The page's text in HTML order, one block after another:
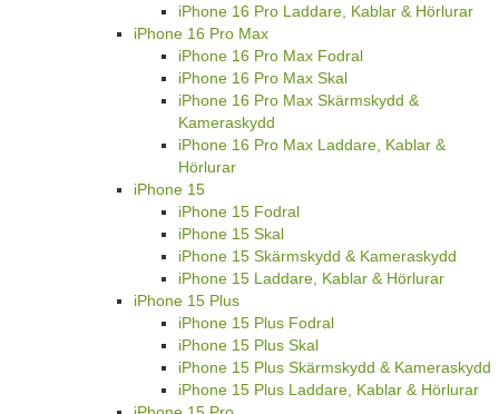
iPhone 16 Pro Laddare, Kablar & Hörlurar
iPhone 16 Pro Max
iPhone 16 Pro Max Fodral
iPhone 16 Pro Max Skal
iPhone 16 Pro Max Skärmskydd &
Kameraskydd
iPhone 16 Pro Max Laddare, Kablar &
Hörlurar
iPhone 15
iPhone 15 Fodral
iPhone 15 Skal
iPhone 15 Skärmskydd & Kameraskydd
iPhone 15 Laddare, Kablar & Hörlurar
iPhone 15 Plus
iPhone 15 Plus Fodral
iPhone 15 Plus Skal
iPhone 15 Plus Skärmskydd & Kameraskydd
iPhone 15 Plus Laddare, Kablar & Hörlurar